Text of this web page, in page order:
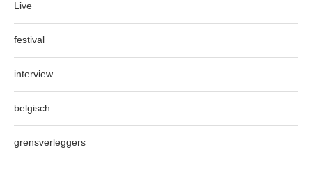
Live
festival
interview
belgisch
grensverleggers